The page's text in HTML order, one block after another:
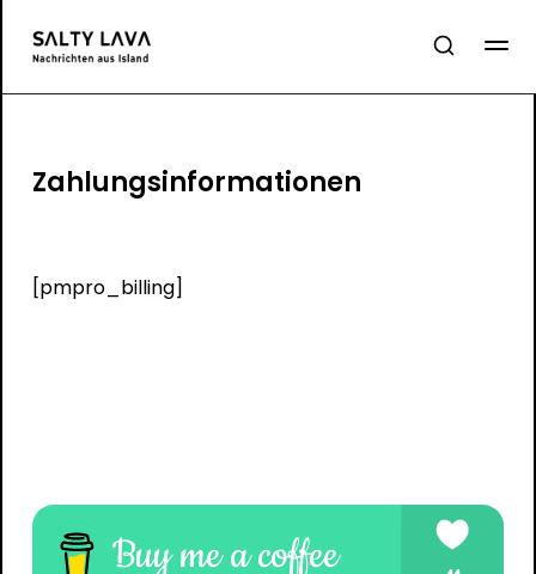
Zahlungsinformationen
[pmpro_billing]